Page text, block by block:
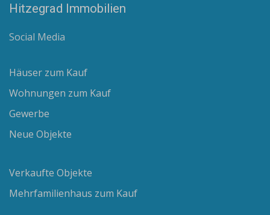
Hitzegrad Immobilien
Social Media
Häuser zum Kauf
Wohnungen zum Kauf
Gewerbe
Neue Objekte
Verkaufte Objekte
Mehrfamilienhaus zum Kauf